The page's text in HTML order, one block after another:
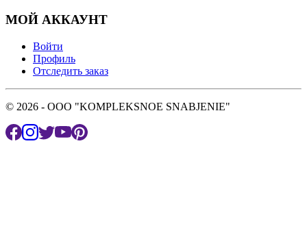
МОЙ АККАУНТ
Войти
Профиль
Отследить заказ
© 2026 - OOO "KOMPLEKSNOE SNABJENIE"